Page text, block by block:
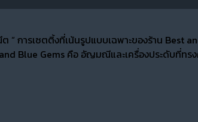
ารเซตติ้งที่เน้นรูปแบบเฉพาะของร้าน Best
and Blue Gems คือ อัญมณีและเครื่องประดับที่ท